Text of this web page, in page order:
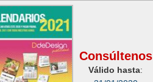
Consúltenos
Válido hasta: